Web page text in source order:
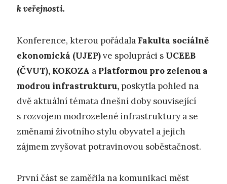
k veřejnosti.
Konference, kterou pořádala Fakulta sociálně
ekonomická (UJEP)ve spolupráci s UCEEB
(ČVUT), KOKOZA a Platformou pro zelenou a
modrou infrastrukturu, poskytla pohled na
dvě aktuální témata dnešní doby související
s rozvojem modrozelené infrastruktury a se
změnami životního stylu obyvatel a jejich
zájmem zvyšovat potravinovou soběstačnost.
První část se zaměřila na komunikaci měst